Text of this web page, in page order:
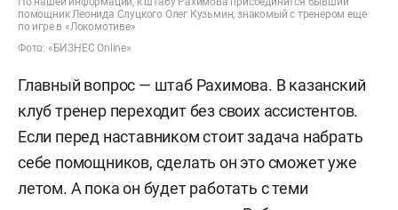
помощник Леонида Слуцкого Олег Кузьмин, знакомый с тренером еще
по игре в «Локомотиве»
Фото: «БИЗНЕС Online»
Главный вопрос — штаб Рахимова. В казанский
клуб тренер переходит без своих ассистентов.
Если перед наставником стоит задача набрать
себе помощников, сделать он это сможет уже
летом. А пока он будет работать с теми